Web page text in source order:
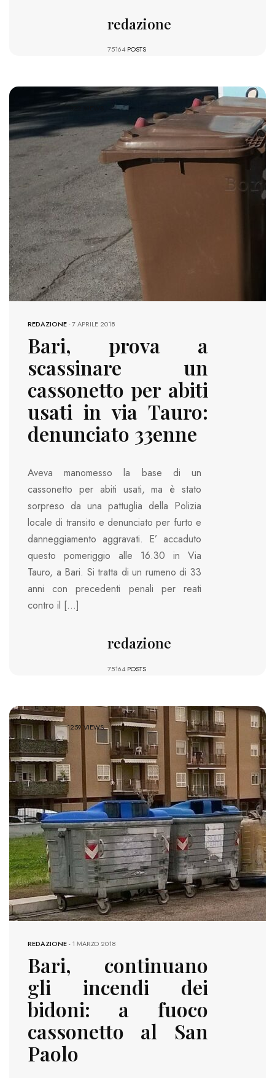
redazione
75164 POSTS
1322 VIEWS
REDAZIONE-7 APRILE 2018
Bari, prova a
scassinare un
cassonetto per abiti
usati in via Tauro:
denunciato 33enne
Aveva manomesso la base di un
cassonetto per abiti usati, ma è stato
sorpreso da una pattuglia della Polizia
locale di transito e denunciato per furto e
danneggiamento aggravati. E’ accaduto
questo pomeriggio alle 16.30 in Via
Tauro, a Bari. Si tratta di un rumeno di 33
anni con precedenti penali per reati
contro il […]
redazione
75164 POSTS
1259 VIEWS
REDAZIONE-1 MARZO 2018
Bari, continuano
gli incendi dei
bidoni: a fuoco
cassonetto al San
Paolo